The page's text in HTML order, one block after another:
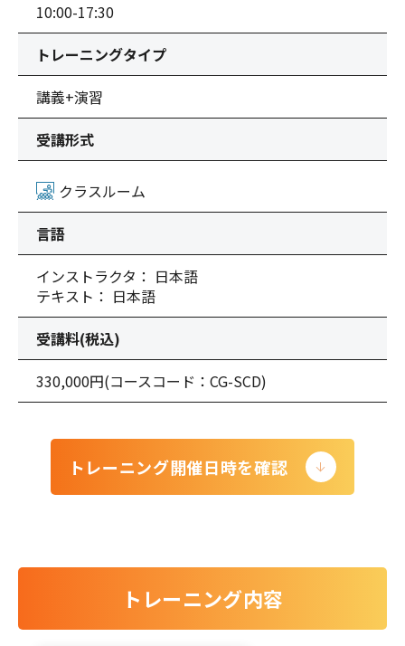
10:00-17:30
トレーニングタイプ
講義+演習
受講形式
クラスルーム
言語
インストラクタ： 日本語
テキスト： 日本語
受講料(税込)
330,000円(コースコード：CG-SCD)
トレーニング開催日時を確認
トレーニング内容